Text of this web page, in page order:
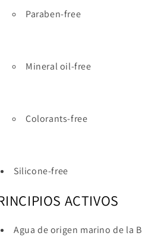
Paraben-free
Mineral oil-free
Colorants-free
Silicone-free
ACTIVOS
Agua de origen marino de la